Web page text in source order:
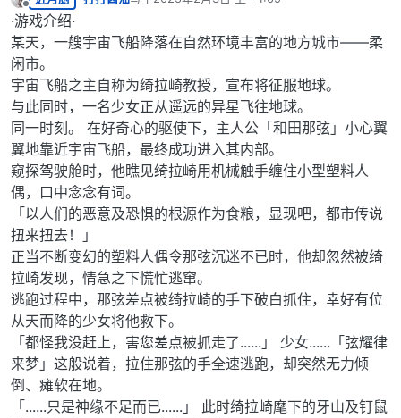
离线 最后由 编辑
·游戏介绍·
某天，一艘宇宙飞船降落在自然环境丰富的地方城市——柔
闲市。
宇宙飞船之主自称为绮拉崎教授，宣布将征服地球。
与此同时，一名少女正从遥远的异星飞往地球。
同一时刻。 在好奇心的驱使下，主人公「和田那弦」小心翼
翼地靠近宇宙飞船，最终成功进入其内部。
窥探驾驶舱时，他瞧见绮拉崎用机械触手缠住小型塑料人
偶，口中念念有词。
「以人们的恶意及恐惧的根源作为食粮，显现吧，都市传说
扭来扭去！」
正当不断变幻的塑料人偶令那弦沉迷不已时，他却忽然被绮
拉崎发现，情急之下慌忙逃窜。
逃跑过程中，那弦差点被绮拉崎的手下破白抓住，幸好有位
从天而降的少女将他救下。
「都怪我没赶上，害您差点被抓走了......」 少女......「弦耀律
来梦」这般说着，拉住那弦的手全速逃跑，却突然无力倾
倒、瘫软在地。
「......只是神缘不足而已......」 此时绮拉崎麾下的牙山及钉鼠